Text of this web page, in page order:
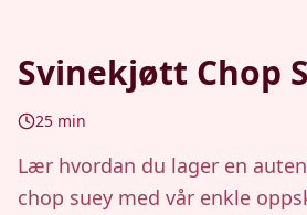
Svinekjøtt Chop
25 min
Lær hvordan du lager en
chop suey med vår enkle